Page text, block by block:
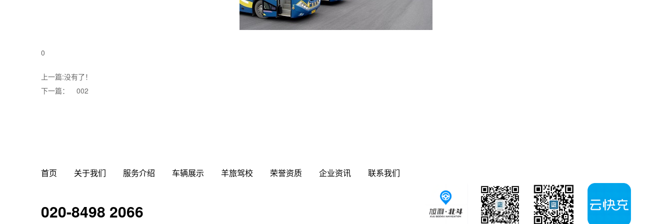
0
上一篇:没有了！
下一篇：
002
首页 关于我们 服务介绍 车辆展示 羊旅驾校 荣誉资质 企业资讯 联系我们
020-8498 2066